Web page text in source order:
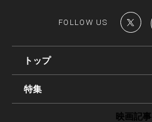
FOLLOW US
トップ
特集
映画記事